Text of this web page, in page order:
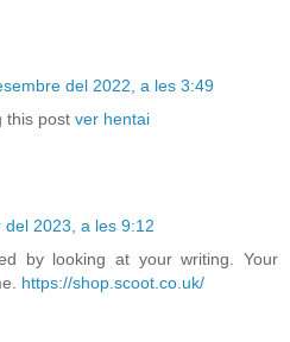
del 2022, a les 3:49
this post ver hentai
del 2023, a les 9:12
by looking at your writing. Your
https://shop.scoot.co.uk/